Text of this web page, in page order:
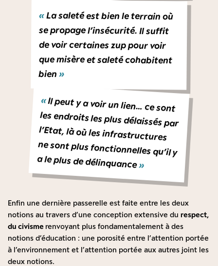
«La saleté est bien le terrain où
se propage l’insécurité. Il suffit
de voir certaines zup pour voir
que misère et saleté cohabitent
bien »
«Il peut y a voir un lien… ce sont
les endroits les plus délaissés par
l’Etat, là où les infrastructures
ne sont plus fonctionnelles qu’il y
a le plus de délinquance»
Enfin une dernière passerelle est faite entre les deux
notions au travers d’une conception extensive du respect,
du civisme renvoyant plus fondamentalement à des
notions d’éducation : une porosité entre l’attention portée
à l’environnement et l’attention portée aux autres joint les
deux notions.